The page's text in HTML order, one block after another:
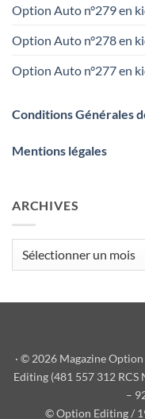
Option Auto n°279 en
Option Auto n°278 en
Option Auto n°277 en
Conditions Générales
Mentions légales
ARCHIVES
· © 2026 Magazine
Editing (481 557 312 RCS
–
© Option Editing /